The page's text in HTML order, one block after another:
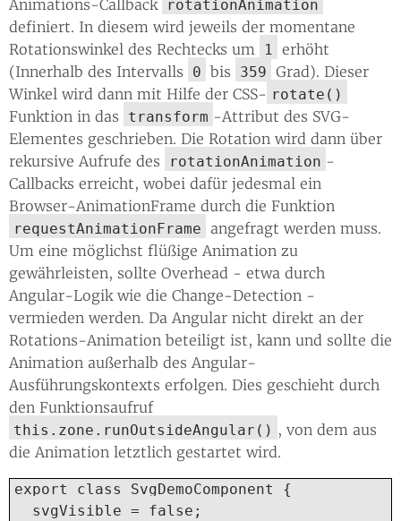
Animations-Callback rotationAnimation
definiert. In diesem wird jeweils der momentane
Rotationswinkel des Rechtecks um
1 erhöht
(Innerhalb des Intervalls
0 bis 359 Grad). Dieser
Winkel wird dann mit Hilfe der CSS- rotate()
Funktion in das transform -Attribut des SVG-
Elementes geschrieben. Die Rotation wird dann über
rekursive Aufrufe des
rotationAnimation -
Callbacks erreicht, wobei dafür jedesmal ein
Browser-AnimationFrame durch die Funktion
requestAnimationFrame angefragt werden muss.
Um eine möglichst flüßige Animation zu
gewährleisten, sollte Overhead - etwa durch
Angular-Logik wie die Change-Detection -
vermieden werden. Da Angular nicht direkt an der
Rotations-Animation beteiligt ist, kann und sollte die
Animation außerhalb des Angular-
Ausführungskontexts erfolgen. Dies geschieht durch
den Funktionsaufruf
this.zone.runOutsideAngular() , von dem aus
die Animation letztlich gestartet wird.
export class SvgDemoComponent {
  svgVisible = false;